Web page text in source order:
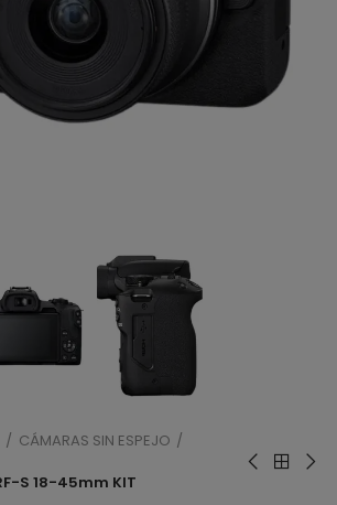
CÁMARAS SIN ESPEJO
S 18-45mm KIT